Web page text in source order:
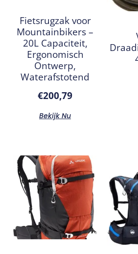
Fietsrugzak voor
Mountainbikers –
20L Capaciteit,
Ergonomisch
Ontwerp,
Waterafstotend
€200,79
Bekijk Nu